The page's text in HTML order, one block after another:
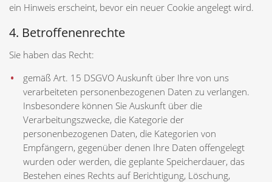
ein Hinweis erscheint, bevor ein neuer Cookie angelegt wird.
4. Betroffenenrechte
Sie haben das Recht:
gemäß Art. 15 DSGVO Auskunft über Ihre von uns
verarbeiteten personenbezogenen Daten zu verlangen.
Insbesondere können Sie Auskunft über die
Verarbeitungszwecke, die Kategorie der
personenbezogenen Daten, die Kategorien von
Empfängern, gegenüber denen Ihre Daten offengelegt
wurden oder werden, die geplante Speicherdauer, das
Bestehen eines Rechts auf Berichtigung, Löschung,
Route